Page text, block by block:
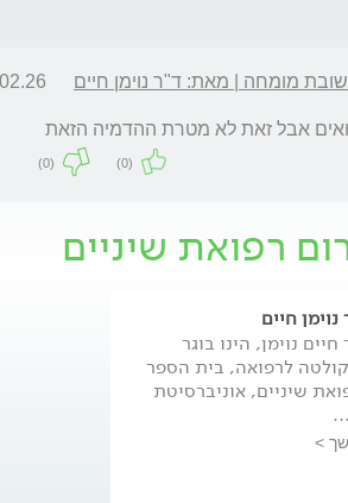
מומחה | מאת: ד"ר נוימן חיים | 16:09
אבל זאת לא מטרת ההדמיה הזאת
(0)
(0)
רפואת שיניים
חיים
נוימן, הינו בוגר
לרפואה, בית הספר
שיניים, אוניברסיטת
>